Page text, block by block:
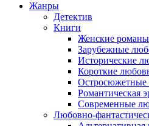
Жанры
Детектив
Книги
Женские романы
Зарубежные
Исторические
Короткие
Романтическая
Современные
Любовно-